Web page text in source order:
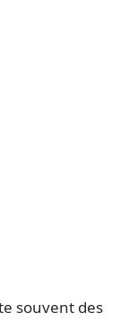
souvent des